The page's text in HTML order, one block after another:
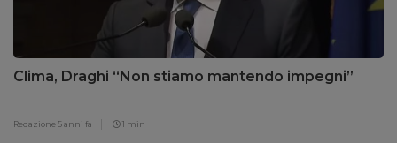
Clima, Draghi “Non stiamo mantendo impegni”
Redazione 5 anni fa 1 min